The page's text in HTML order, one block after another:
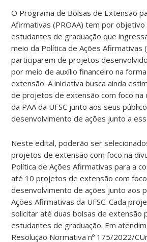
O Programa de Bolsas de Extensão
Afirmativas (PROAA) tem por
estudantes de graduação que
meio da Política de Ações Afirmativas
participarem de projetos
por meio de auxílio financeiro na
extensão. A iniciativa busca ainda
de projetos de extensão com foco na
da PAA da UFSC junto aos seus
desenvolvimento de ações junto a
Neste edital, poderão ser
projetos de extensão com foco na
Política de Ações Afirmativas para a
até 10 projetos de extensão com
desenvolvimento de ações junto aos
Ações Afirmativas da UFSC. Cada
solicitar até duas bolsas de extensão
estudantes de graduação. Em
Resolução Normativa nº 175/2022/